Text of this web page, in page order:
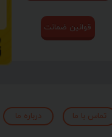
تماس با ما درباره ما
قوانین ضمانت